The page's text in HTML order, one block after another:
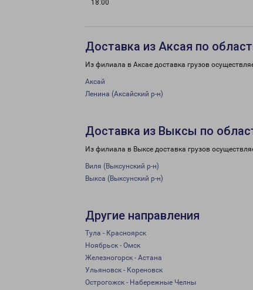
18:00
Доставка из Аксая по
Из филиала в Аксае доставка грузов
Аксай
Ленина (Аксайский р-н)
Доставка из Выксы по
Из филиала в Выксе доставка грузов
Виля (Выксунский р-н)
Выкса (Выксунский р-н)
Другие направления
Тула - Красноярск
Ноябрьск - Омск
Железногорск - Астана
Ульяновск - Кореновск
Острогожск - Набережные Челны